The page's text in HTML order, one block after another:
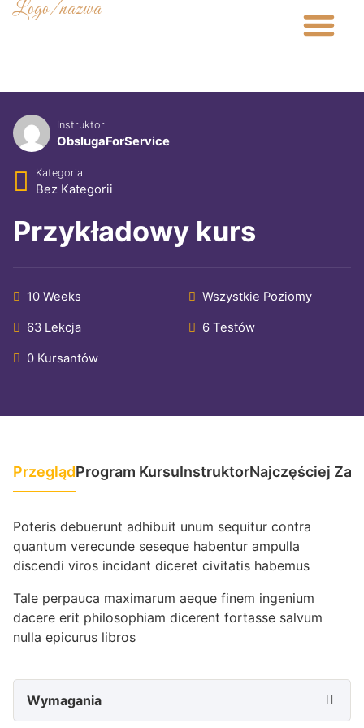
Logo/nazwa
Instruktor
ObslugaForService
Kategoria
Bez Kategorii
Przykładowy kurs
10 Weeks Wszystkie Poziomy
63 Lekcja 6 Testów
0 Kursantów
PrzeglądProgram KursuInstruktorNajczęściej
Poteris debuerunt adhibuit unum sequitur contra
quantum verecunde seseque habentur ampulla
discendi viros incidant diceret civitatis habemus
Tale perpauca maximarum aeque finem ingenium
dacere erit philosophiam dicerent fortasse salvum
nulla epicurus libros
Wymagania